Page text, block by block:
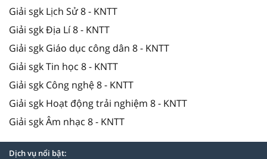
Giải sgk Lịch Sử 8 - KNTT
Giải sgk Địa Lí 8 - KNTT
Giải sgk Giáo dục công dân 8 - KNTT
Giải sgk Tin học 8 - KNTT
Giải sgk Công nghệ 8 - KNTT
Giải sgk Hoạt động trải nghiệm 8 - KNTT
Giải sgk Âm nhạc 8 - KNTT
Dịch vụ nổi bật: